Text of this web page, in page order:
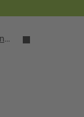
Unsere Studiengänge